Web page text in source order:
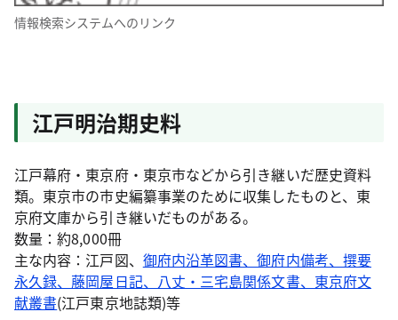
情報検索システムへのリンク
江戸明治期史料
江戸幕府・東京府・東京市などから引き継いだ歴史資料
類。東京市の市史編纂事業のために収集したものと、東
京府文庫から引き継いだものがある。
数量：約8,000冊
主な内容：江戸図、 御府内沿革図書、御府内備考、撰要
永久録、藤岡屋日記、八丈・三宅島関係文書、東京府文
献叢書(江戸東京地誌類)等